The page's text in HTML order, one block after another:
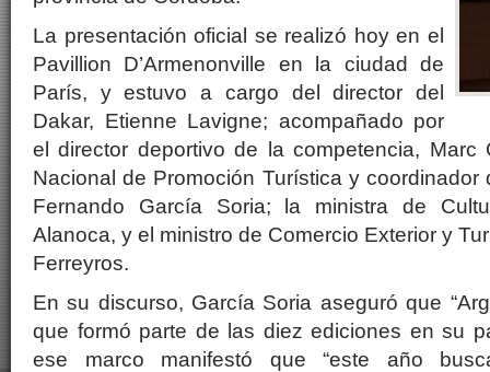
La presentación oficial se realizó hoy en el
Pavillion D’Armenonville en la ciudad de
París, y estuvo a cargo del director del
Dakar, Etienne Lavigne; acompañado por
el director deportivo de la competencia, Marc
Nacional de Promoción Turística y coordinador
Fernando García Soria; la ministra de
Alanoca, y el ministro de Comercio Exterior y
Ferreyros.
En su discurso, García Soria aseguró que
que formó parte de las diez ediciones en su
ese marco manifestó que “este año